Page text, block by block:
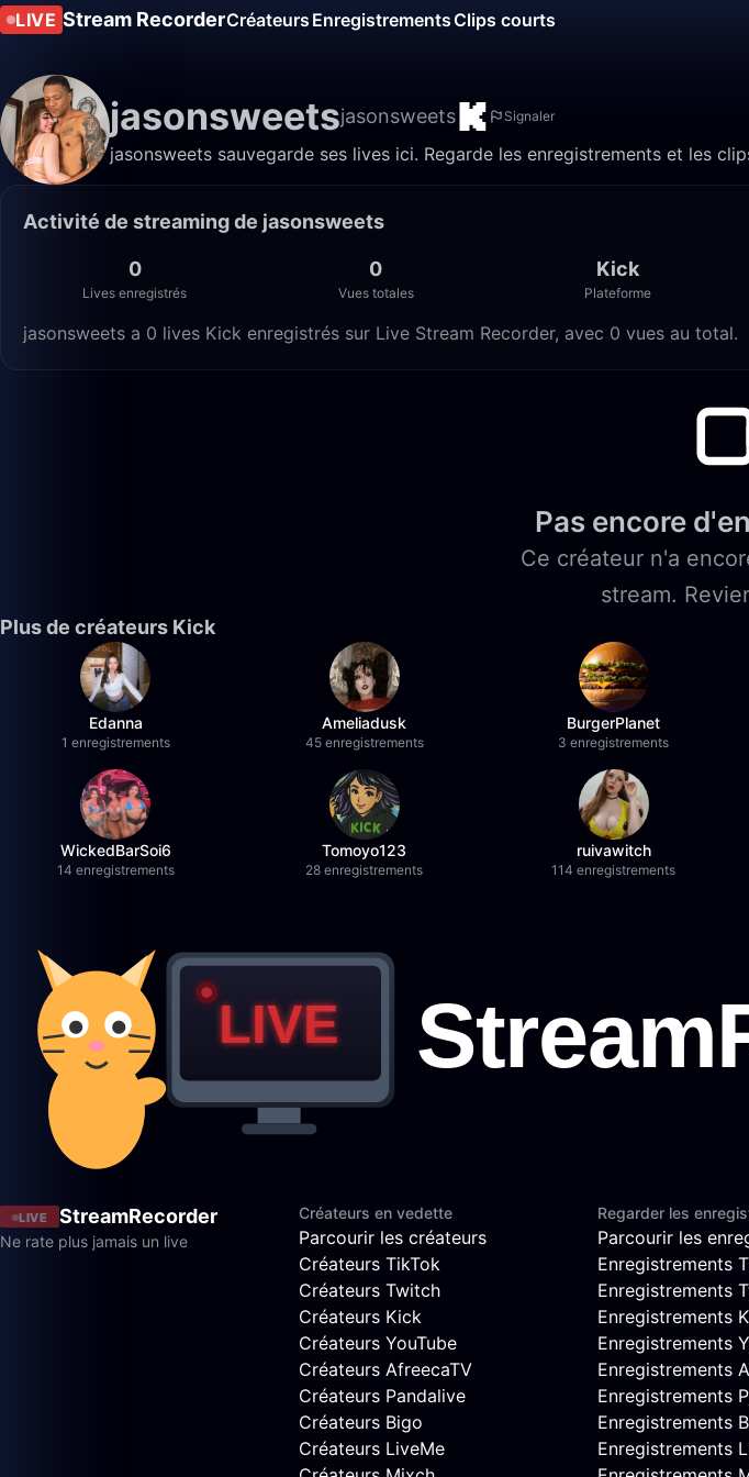
LIVE Stream RecorderCréateurs EnregistrementsClips courts
jasonsweetsjasonsweets Signaler
jasonsweets sauvegarde ses lives ici. Regarde les enregistrements et les
Activité de streaming de jasonsweets
0
Lives enregistrés
0
Vues totales
Kick
Plateforme
jasonsweets a 0 lives Kick enregistrés sur Live Stream Recorder, avec 0 vues au total.
Pas encore
Ce créateur n'a
stream.
Plus de créateurs Kick
Edanna
1 enregistrements
Ameliadusk
45 enregistrements
BurgerPlanet
3 enregistrements
WickedBarSoi6
14 enregistrements
Tomoyo123
28 enregistrements
ruivawitch
114 enregistrements
LIVE StreamRecorder
Ne rate plus jamais un live
Créateurs en vedette
Parcourir les créateurs
Créateurs TikTok
Créateurs Twitch
Créateurs Kick
Créateurs YouTube
Créateurs AfreecaTV
Créateurs Pandalive
Créateurs Bigo
Créateurs LiveMe
Regarder les
Parcourir les
Enregistrements
Enregistrements
Enregistrements
Enregistrements
Enregistrements
Enregistrements
Enregistrements
Enregistrements